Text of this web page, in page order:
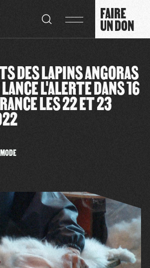
FAIRE
UN DON
DES LAPINS ANGORAS
L'ALERTE DANS 16
LES 22 ET 23